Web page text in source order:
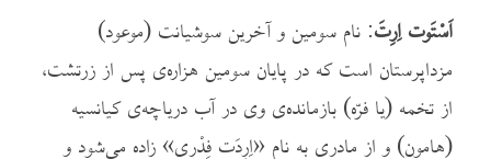
اَسْتَوت اِرِتَ: نام سومین و آخرین سوشیانت (موعود)
مزداپرستان است که در پایان سومین هزاره‌ی پس از زرتشت،
از تخمه (یا فرّه) بازمانده‌ی وی در آب دریاچه‌ی کیانسیه
(هامون) و از مادری به نام «اِرِدَت فِدْری» زاده می‌شود و